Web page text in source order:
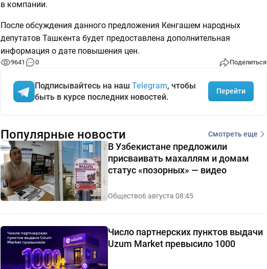
в компании.
После обсуждения данного предложения Кенгашем народных
депутатов Ташкента будет предоставлена дополнительная
информация о дате повышения цен.
9641 0 Поделиться
Подписывайтесь на наш Telegram, чтобы
быть в курсе последних новостей.
Перейти
Популярные новости Смотреть еще
В Узбекистане предложили
присваивать махаллям и домам
статус «позорных» — видео
Общество6 августа 08:45
Число партнерских пунктов выдачи
Uzum Market превысило 1000